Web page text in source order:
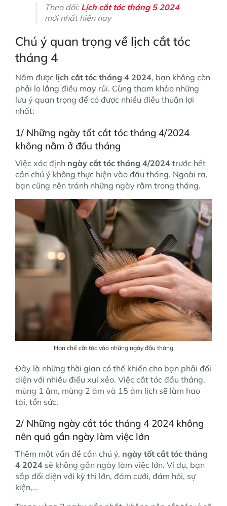
Theo dõi: Lịch cắt tóc tháng 5 2024
mới nhất hiện nay
Chú ý quan trọng về lịch cắt tóc
tháng 4
Nắm được lịch cắt tóc tháng 4 2024, bạn không còn
phải lo lắng điều may rủi. Cùng tham khảo những
lưu ý quan trọng để có được nhiều điều thuận lợi
nhất:
1/ Những ngày tốt cắt tóc tháng 4/2024
không nằm ở đầu tháng
Việc xác định ngày cắt tóc tháng 4/2024 trước hết
cần chú ý không thực hiện vào đầu tháng. Ngoài ra,
bạn cũng nên tránh những ngày rằm trong tháng.
Hạn chế cắt tóc vào những ngày đầu tháng
Đây là những thời gian có thể khiến cho bạn phải đối
diện với nhiều điều xui xẻo. Việc cắt tóc đầu tháng,
mùng 1 âm, mùng 2 âm và 15 âm lịch sẽ làm hao
tài, tổn sức.
2/ Những ngày cắt tóc tháng 4 2024 không
nên quá gần ngày làm việc lớn
Thêm một vấn đề cần chú ý, ngày tốt cắt tóc tháng
4 2024 sẽ không gần ngày làm việc lớn. Ví dụ, bạn
sắp đối diện với kỳ thi lớn, đám cưới, đám hỏi, sự
kiện,…